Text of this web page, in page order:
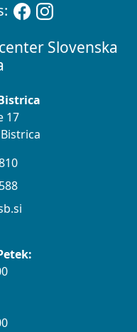
Slovenska
17